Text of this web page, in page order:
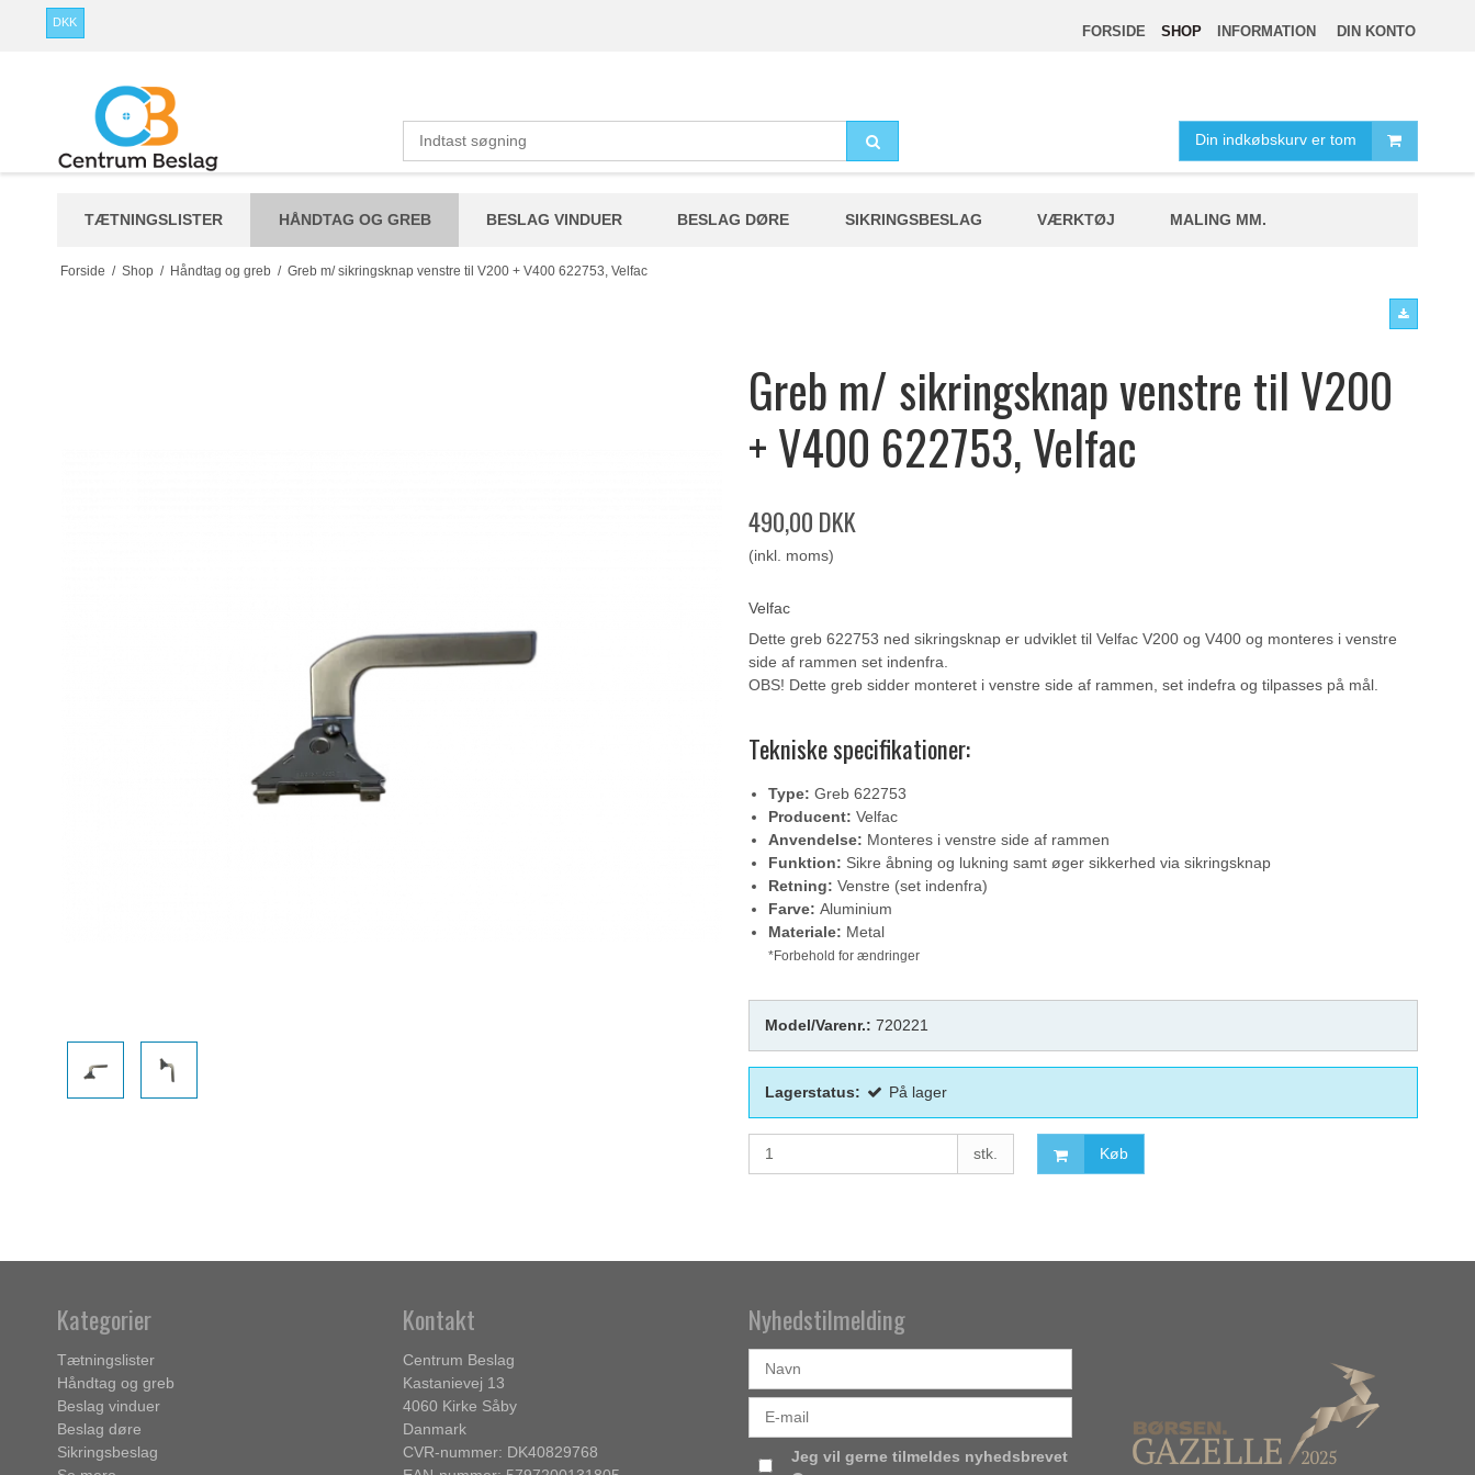
DKK
FORSIDE SHOP INFORMATION DIN KONTO
Din indkøbskurv er tom
TÆTNINGSLISTER HÅNDTAG OG GREB BESLAG VINDUER BESLAG DØRE SIKRINGSBESLAG VÆRKTØJ MALING MM.
Forside / Shop / Håndtag og greb / Greb m/ sikringsknap venstre til V200 + V400 622753, Velfac
Greb m/ sikringsknap venstre til V200
+ V400 622753, Velfac
490,00 DKK
(inkl. moms)
Velfac
Dette greb 622753 ned sikringsknap er udviklet til Velfac V200 og V400 og monteres i venstre
side af rammen set indenfra.
OBS! Dette greb sidder monteret i venstre side af rammen, set indefra og tilpasses på mål.
Tekniske specifikationer:
Type: Greb 622753
Producent: Velfac
Anvendelse: Monteres i venstre side af rammen
Funktion: Sikre åbning og lukning samt øger sikkerhed via sikringsknap
Retning: Venstre (set indenfra)
Farve: Aluminium
Materiale: Metal
*Forbehold for ændringer
Model/Varenr.: 720221
Lagerstatus: På lager
stk. Køb
Kategorier
Tætningslister
Håndtag og greb
Beslag vinduer
Beslag døre
Sikringsbeslag
Kontakt
Centrum Beslag
Kastanievej 13
4060 Kirke Såby
Danmark
CVR-nummer: DK40829768
Nyhedstilmelding
Jeg vil gerne tilmeldes nyhedsbrevet